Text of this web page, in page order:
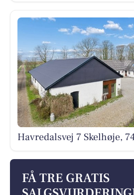
Havredalsvej 7 Skelhøje,
FÅ TRE GRATIS